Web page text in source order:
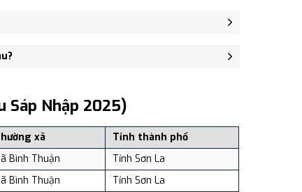
Thuận, tỉnh Sơn La - trung tâm khu vực
số: Khoảng 140.65 người/km²
Sáp Nhập 2025)
xã
Tỉnh thành phố
Bình Thuận
Tỉnh Sơn La
Bình Thuận
Tỉnh Sơn La